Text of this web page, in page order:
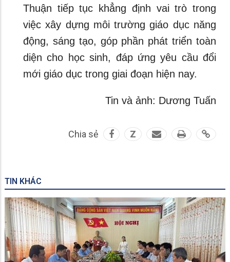
Thuận tiếp tục khẳng định vai trò trong
việc xây dựng môi trường giáo dục năng
động, sáng tạo, góp phần phát triển toàn
diện cho học sinh, đáp ứng yêu cầu đổi
mới giáo dục trong giai đoạn hiện nay.
Tin và ảnh: Dương Tuấn
Chia sẻ Z
TIN KHÁC